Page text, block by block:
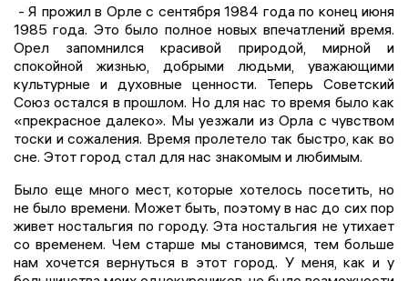
- Я прожил в Орле с сентября 1984 года по конец июня
1985 года. Это было полное новых впечатлений время.
Орел запомнился красивой природой, мирной и
спокойной жизнью, добрыми людьми, уважающими
культурные и духовные ценности. Теперь Советский
Союз остался в прошлом. Но для нас то время было как
«прекрасное далеко». Мы уезжали из Орла с чувством
тоски и сожаления. Время пролетело так быстро, как во
сне. Этот город стал для нас знакомым и любимым.
Было еще много мест, которые хотелось посетить, но
не было времени. Может быть, поэтому в нас до сих пор
живет ностальгия по городу. Эта ностальгия не утихает
со временем. Чем старше мы становимся, тем больше
нам хочется вернуться в этот город. У меня, как и у